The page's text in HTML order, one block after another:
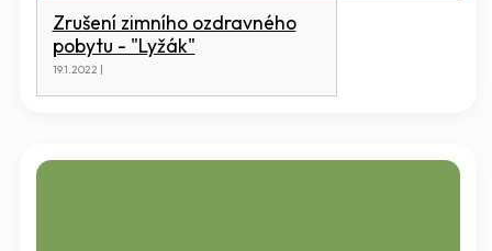
Zrušení zimního ozdravného
pobytu - "Lyžák"
19.1.2022 |